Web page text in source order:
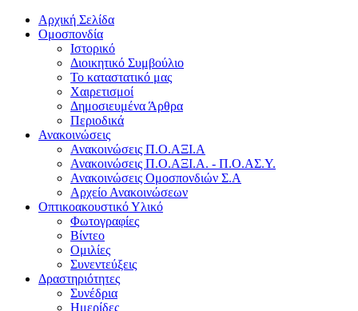
Αρχική Σελίδα
Ομοσπονδία
Ιστορικό
Διοικητικό Συμβούλιο
Το καταστατικό μας
Χαιρετισμοί
Δημοσιευμένα Άρθρα
Περιοδικά
Ανακοινώσεις
Ανακοινώσεις Π.Ο.ΑΞΙ.Α
Ανακοινώσεις Π.Ο.ΑΞΙ.Α. - Π.Ο.ΑΣ.Υ.
Ανακοινώσεις Ομοσπονδιών Σ.Α
Αρχείο Ανακοινώσεων
Οπτικοακουστικό Υλικό
Φωτογραφίες
Βίντεο
Ομιλίες
Συνεντεύξεις
Δραστηριότητες
Συνέδρια
Ημερίδες